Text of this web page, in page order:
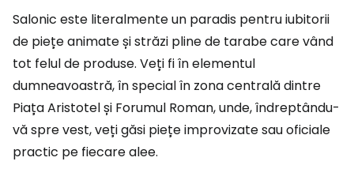
Salonic este literalmente un paradis pentru iubitorii
de piețe animate și străzi pline de tarabe care vând
tot felul de produse. Veți fi în elementul
dumneavoastră, în special în zona centrală dintre
Piața Aristotel și Forumul Roman, unde, îndreptându-
vă spre vest, veți găsi piețe improvizate sau oficiale
practic pe fiecare alee.